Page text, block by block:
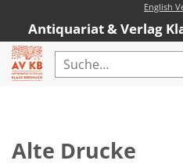
English
Antiquariat & Verlag
Antiquariat
Alte Drucke